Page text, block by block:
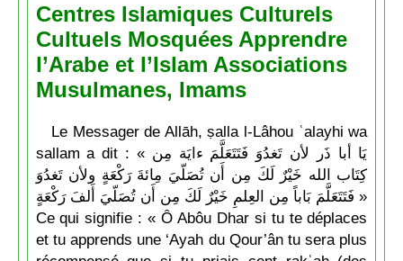
Centres Islamiques Culturels
Cultuels Mosquées Apprendre
l’Arabe et l’Islam Associations
Musulmanes, Imams
Le Messager de Allāh, ṣalla l-Lâhou ʿalayhi wa
sallam a dit : « يَا أبا ذَر لأن تَغدُوَ فَتَتَعَلَّمَ ءايَة مِن
كِتَاب الله خَيْرٌ لَكَ مِن أَن تُصَلّيَ مِائةَ رَكْعَةٍ ولأن تَغدُوَ
فَتَتَعَلَّمَ بَاباً مِن العِلمِ خَيْرٌ لَكَ مِن أَن تُصَلّيَ أَلفَ رَكْعَةٍ »
Ce qui signifie : « Ô Abôu Dhar si tu te déplaces
et tu apprends une ‘Ayah du Qour’ân tu sera plus